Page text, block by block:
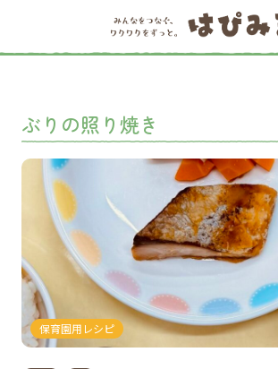
ぶりの照り焼き
保育園用レシピ